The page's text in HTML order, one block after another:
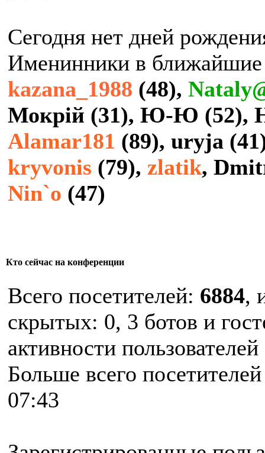
Сегодня нет дней
Именинники в
kazana_1988 (48),
Мокрій (31), Ю-Ю (52),
Alamar181 (89), uryja
kryvonis (79), zlatik,
Nin`o (47)
Кто сейчас на конференции
Всего посетителей: 6884,
скрытых: 0, 3 ботов и
активности
Больше всего
07:43